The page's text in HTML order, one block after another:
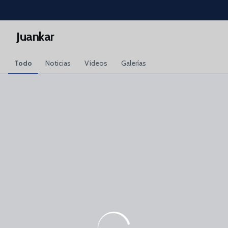
Skip to main content
Juankar
Todo Noticias Vídeos Galerías